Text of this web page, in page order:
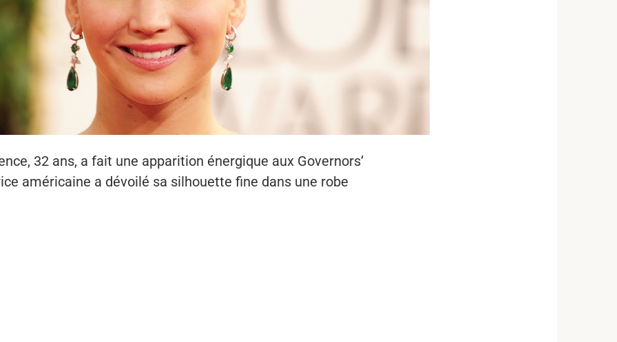
32 ans, a fait une apparition énergique aux Governors’
américaine a dévoilé sa silhouette fine dans une robe